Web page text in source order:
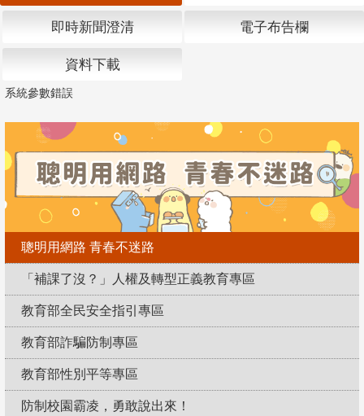
即時新聞澄清 電子布告欄
資料下載
系統參數錯誤
聰明用網路 青春不迷路
「補課了沒？」人權及轉型正義教育專區
教育部全民安全指引專區
教育部詐騙防制專區
教育部性別平等專區
防制校園霸凌，勇敢說出來！